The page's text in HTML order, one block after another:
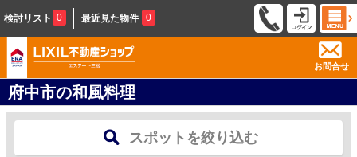
検討リスト 0 最近見た物件 0
お問合せ
府中市の和風料理
スポットを絞り込む